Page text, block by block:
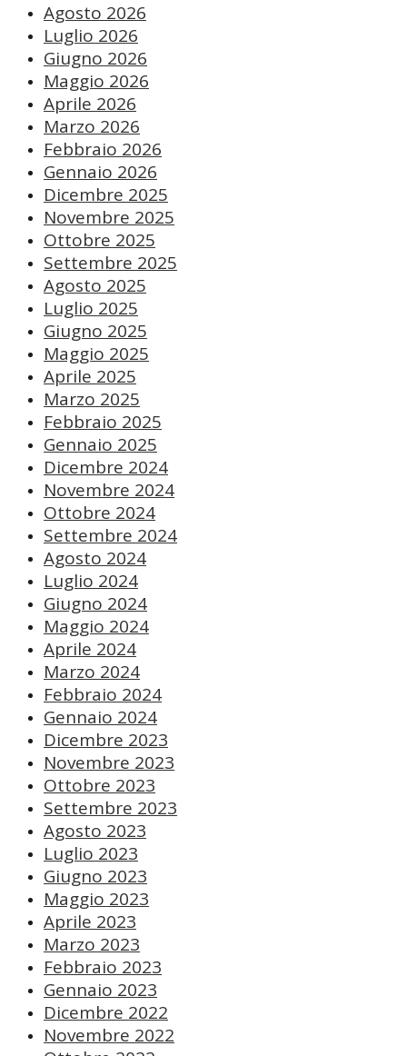
Agosto 2026
Luglio 2026
Giugno 2026
Maggio 2026
Aprile 2026
Marzo 2026
Febbraio 2026
Gennaio 2026
Dicembre 2025
Novembre 2025
Ottobre 2025
Settembre 2025
Agosto 2025
Luglio 2025
Giugno 2025
Maggio 2025
Aprile 2025
Marzo 2025
Febbraio 2025
Gennaio 2025
Dicembre 2024
Novembre 2024
Ottobre 2024
Settembre 2024
Agosto 2024
Luglio 2024
Giugno 2024
Maggio 2024
Aprile 2024
Marzo 2024
Febbraio 2024
Gennaio 2024
Dicembre 2023
Novembre 2023
Ottobre 2023
Settembre 2023
Agosto 2023
Luglio 2023
Giugno 2023
Maggio 2023
Aprile 2023
Marzo 2023
Febbraio 2023
Gennaio 2023
Dicembre 2022
Novembre 2022